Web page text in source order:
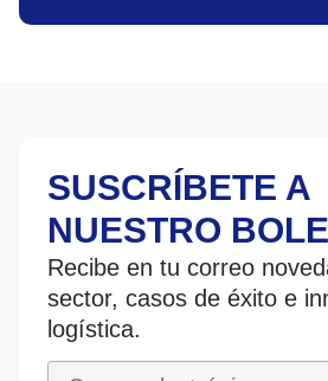
SUSCRÍBETE A
NUESTRO
Recibe en tu correo
sector, casos de éxito e
logística.